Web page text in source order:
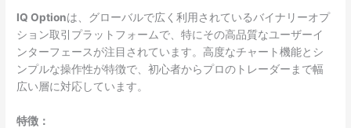
IQ Optionは、グローバルで広く利用されているバイナリーオプ
ション取引プラットフォームで、特にその高品質なユーザーイ
ンターフェースが注目されています。高度なチャート機能とシ
ンプルな操作性が特徴で、初心者からプロのトレーダーまで幅
広い層に対応しています。
特徴：